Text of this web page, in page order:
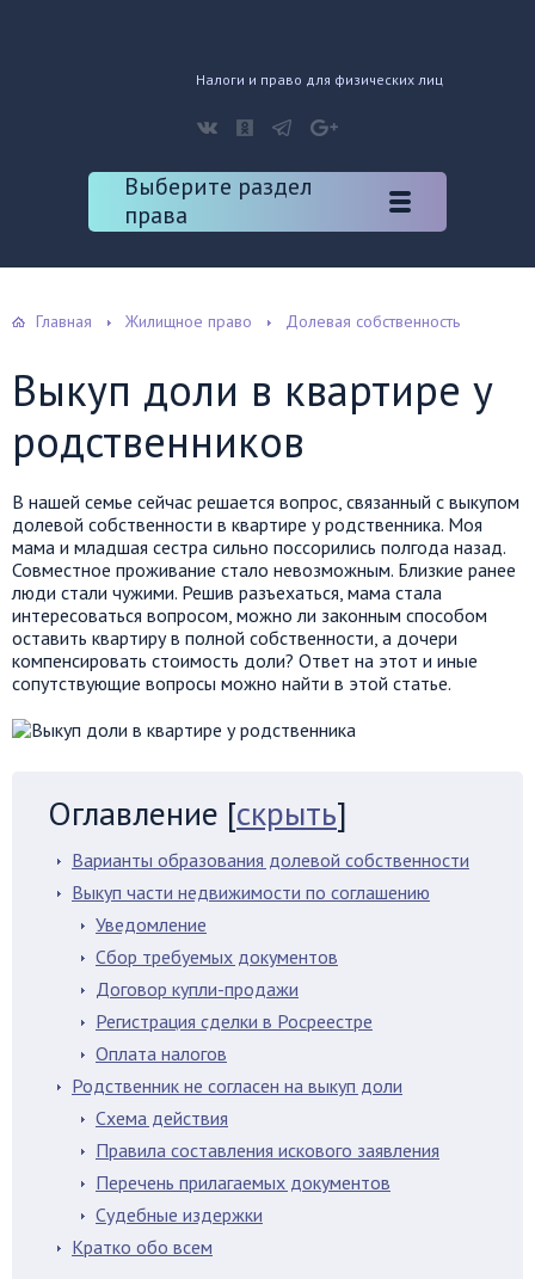
Налоги и право для физических лиц
Выберите раздел
права
Главная Жилищное право Долевая собственность
Выкуп доли в квартире у
родственников
В нашей семье сейчас решается вопрос, связанный с выкупом
долевой собственности в квартире у родственника. Моя
мама и младшая сестра сильно поссорились полгода назад.
Совместное проживание стало невозможным. Близкие ранее
люди стали чужими. Решив разъехаться, мама стала
интересоваться вопросом, можно ли законным способом
оставить квартиру в полной собственности, а дочери
компенсировать стоимость доли? Ответ на этот и иные
сопутствующие вопросы можно найти в этой статье.
Оглавление [скрыть]
Варианты образования долевой собственности
Выкуп части недвижимости по соглашению
Уведомление
Сбор требуемых документов
Договор купли-продажи
Регистрация сделки в Росреестре
Оплата налогов
Родственник не согласен на выкуп доли
Схема действия
Правила составления искового заявления
Перечень прилагаемых документов
Судебные издержки
Кратко обо всем